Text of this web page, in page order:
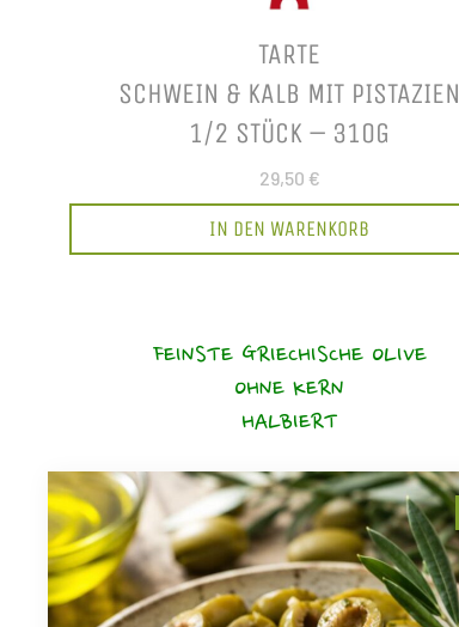
TARTE
SCHWEIN & KALB MIT PISTAZIEN
1/2 STÜCK – 310G
29,50 €
IN DEN WARENKORB
FEINSTE GRIECHISCHE OLIVE
OHNE KERN
HALBIERT